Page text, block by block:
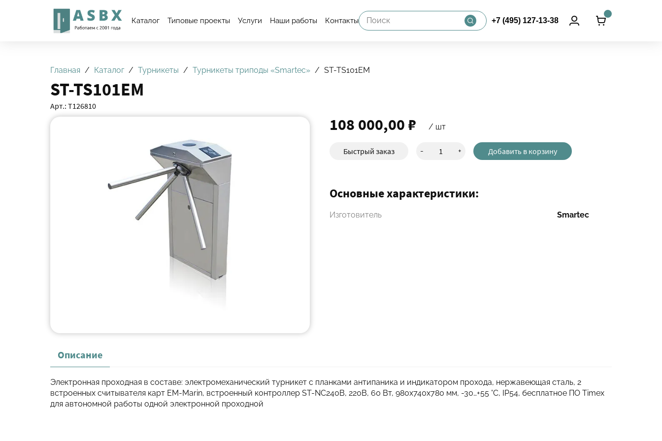
Каталог Типовые проекты Услуги Наши работы Контакты +7 (495) 127-13-38
Главная Каталог Турникеты Турникеты триподы «Smartec» ST-TS101EM
ST-TS101EM
Арт.: Т126810
108 000,00 ₽ / шт
Быстрый заказ - + Добавить в корзину
Основные характеристики:
Изготовитель Smartec
Описание
Электронная проходная в составе: электромеханический турникет с планками антипаника и индикатором прохода, нержавеющая сталь, 2
встроенных считывателя карт EM-Marin, встроенный контроллер ST-NC240B, 220В, 60 Вт, 980х740х780 мм, -30…+55 °С, IP54, бесплатное ПО Timex
для автономной работы одной электронной проходной